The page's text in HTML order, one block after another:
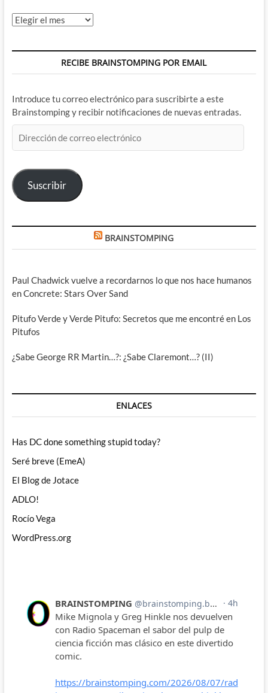
Archivos
RECIBE BRAINSTOMPING POR EMAIL
Introduce tu correo electrónico para suscribirte a este
Brainstomping y recibir notificaciones de nuevas entradas.
de
electrónico
Suscribir
BRAINSTOMPING
Paul Chadwick vuelve a recordarnos lo que nos hace humanos
en Concrete: Stars Over Sand
Pitufo Verde y Verde Pitufo: Secretos que me encontré en Los
Pitufos
¿Sabe George RR Martin…?: ¿Sabe Claremont…? (II)
ENLACES
Has DC done something stupid today?
Seré breve (EmeA)
El Blog de Jotace
ADLO!
Rocío Vega
WordPress.org